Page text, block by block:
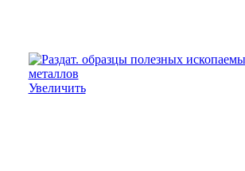
Увеличить